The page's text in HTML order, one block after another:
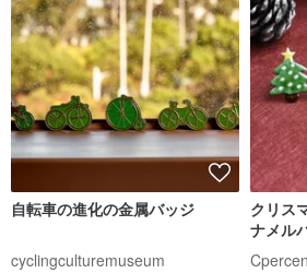
自転車の進化の金属バッジ
cyclingculturemuseum
クリス
ナメル
ーナメ